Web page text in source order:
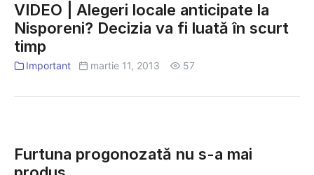
Alegeri
locale
anticipate
la
Decizia
luată
în
VIDEO | Alegeri locale anticipate la
Nisporeni? Decizia va fi luată în scurt
timp
Important martie 11, 2013 57
progonozată
nu
Furtuna progonozată nu s-a mai